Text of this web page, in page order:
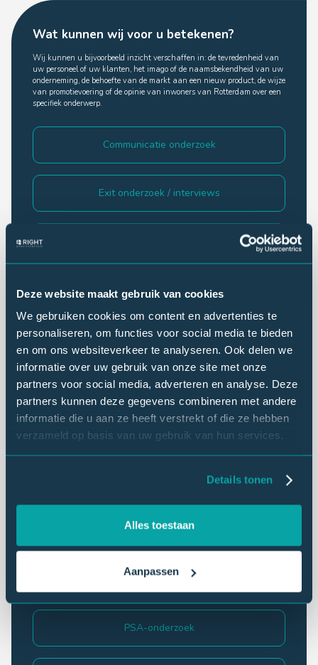
Deze website maakt gebruik van cookies
We gebruiken cookies om content en advertenties te
personaliseren, om functies voor social media te bieden
en om ons websiteverkeer te analyseren. Ook delen we
informatie over uw gebruik van onze site met onze
partners voor social media, adverteren en analyse. Deze
partners kunnen deze gegevens combineren met andere
informatie die u aan ze heeft verstrekt of die ze hebben
verzameld op basis van uw gebruik van hun services.
Details tonen
Alles toestaan
Aanpassen
Wat kunnen wij voor u betekenen?
Wij kunnen u bijvoorbeeld inzicht verschaffen in: de tevredenheid van
uw personeel of uw klanten, het imago of de naamsbekendheid van uw
onderneming, de behoefte van de markt aan een nieuw product, de wijze
van promotievoering of de opinie van inwoners van Rotterdam over een
specifiek onderwerp.
Communicatie onderzoek
Exit onderzoek / interviews
Klantonderzoek
Lezersonderzoek
Luisteronderzoek
eNPS
Mystery shopping
Medewerkersonderzoek
PSA-onderzoek